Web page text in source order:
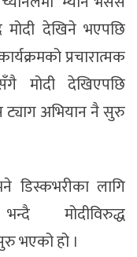
मोदी देखिने भएपछि
प्रचारात्मक
मोदी देखिएपछि
ट्याग अभियान नै सुरु
डिस्कभरीका लागि
मोदीविरुद्ध
भएको हो ।